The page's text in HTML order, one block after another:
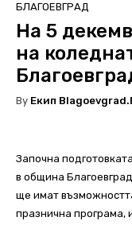
БЛАГОЕВГРАД
На 5
на
By Екип
Започна
в община
ще имат
празнична програма,